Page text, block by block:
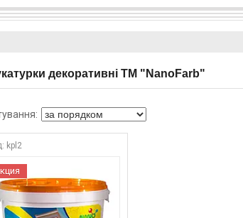
декоративні TM "NanoFarb"
kpl2